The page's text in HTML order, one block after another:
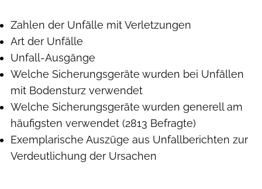
Zahlen der Unfälle mit Verletzungen
Art der Unfälle
Unfall-Ausgänge
Welche Sicherungsgeräte wurden bei Unfällen
mit Bodensturz verwendet
Welche Sicherungsgeräte wurden generell am
häufigsten verwendet (2813 Befragte)
Exemplarische Auszüge aus Unfallberichten zur
Verdeutlichung der Ursachen